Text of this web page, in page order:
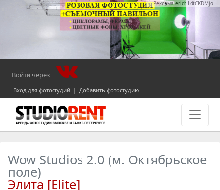
Реклама erid: LdtCKDMjo
Войти через
Вход для фотостудий | Добавить фотостудию
Wow Studios 2.0 (м. Октябрьское
поле)
Элита [Elite]